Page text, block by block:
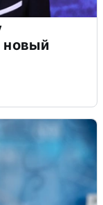
новый